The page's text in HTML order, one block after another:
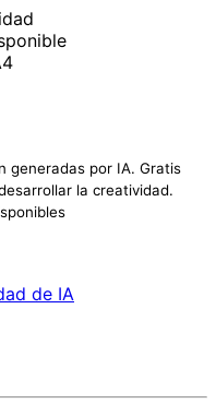
generadas por IA. Gratis
la creatividad.
de IA